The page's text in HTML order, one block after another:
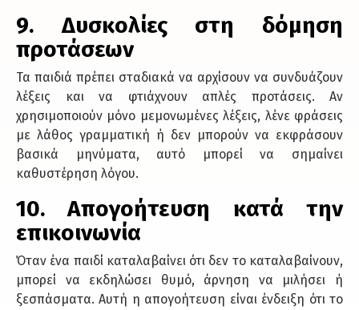
9. Δυσκολίες στη δόμηση
προτάσεων
Τα παιδιά πρέπει σταδιακά να αρχίσουν να συνδυάζουν
λέξεις και να φτιάχνουν απλές προτάσεις. Αν
χρησιμοποιούν μόνο μεμονωμένες λέξεις, λένε φράσεις
με λάθος γραμματική ή δεν μπορούν να εκφράσουν
βασικά μηνύματα, αυτό μπορεί να σημαίνει
καθυστέρηση λόγου.
10. Απογοήτευση κατά την
επικοινωνία
Όταν ένα παιδί καταλαβαίνει ότι δεν το καταλαβαίνουν,
μπορεί να εκδηλώσει θυμό, άρνηση να μιλήσει ή
ξεσπάσματα. Αυτή η απογοήτευση είναι ένδειξη ότι το